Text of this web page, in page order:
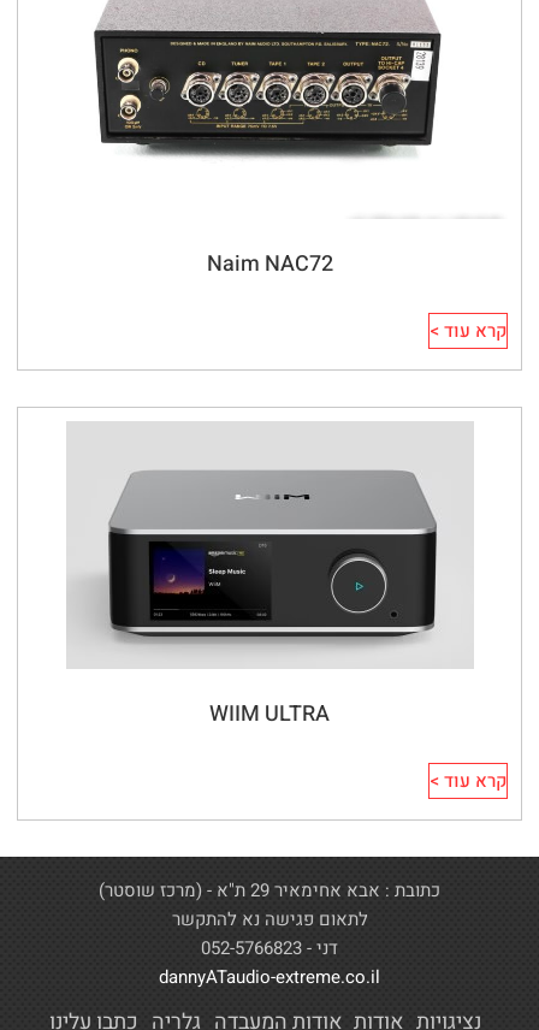
Naim NAC72
קרא עוד >
WIIM ULTRA
קרא עוד >
כתובת : אבא אחימאיר 29 ת"א - (מרכז שוסטר)
לתאום פגישה נא להתקשר
דני - 052-5766823
dannyATaudio-extreme.co.il
נציגויות אודות אודות המעבדה גלריה כתבו עלינו